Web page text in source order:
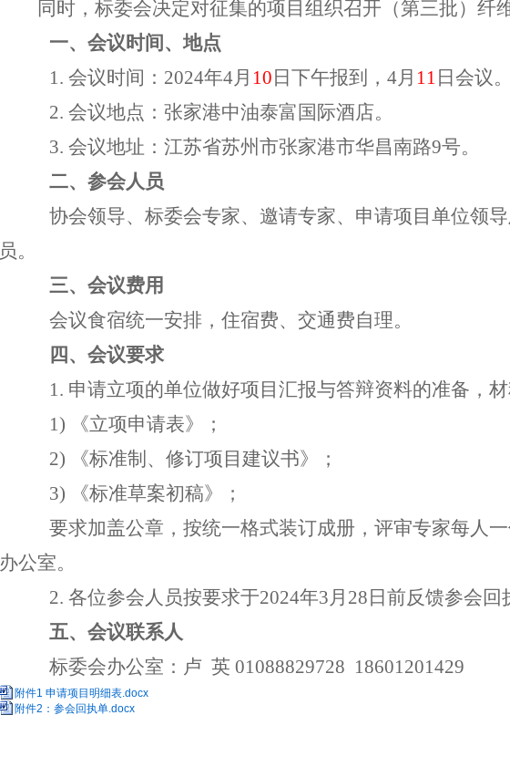
同时，标委会决定对征集的项目组织召开（第三批）纤
一、会议时间、地点
1. 会议时间：2024年4月 10 日下午报到， 4月 11 日会议。
2. 会议地点：张家港中油泰富国际酒店。
3. 会议地址：江苏省苏州市张家港市华昌南路9号。
二、参会人员
协会领导、标委会专家、邀请专家、申请项目单位领
员。
三、会议费用
会议食宿统一安排，住宿费、交通费自理。
四、会议要求
1. 申请立项的单位做好项目汇报与答辩资料的准备，材
1)
《立项申请表》；
2)
《标准制、修订项目建议书》；
3)
《标准草案初稿》；
要求加盖公章，按统一格式装订成册，评审专家每人
办公室。
2. 各位参会人员按要求于2024年3月28日前反馈参会回
五、会议联系人
标委会办公室：卢 英 01088829728 18601201429
附件1 申请项目明细表.docx
附件2：参会回执单.docx